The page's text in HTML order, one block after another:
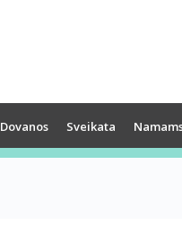
Dovanos Sveikata